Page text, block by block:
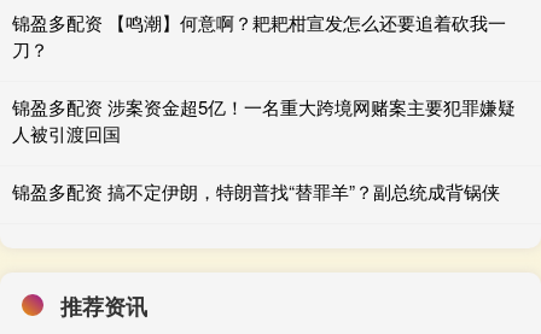
锦盈多配资 【鸣潮】何意啊？耙耙柑宣发怎么还要追着砍我一
刀？
锦盈多配资 涉案资金超5亿！一名重大跨境网赌案主要犯罪嫌疑
人被引渡回国
锦盈多配资 搞不定伊朗，特朗普找“替罪羊”？副总统成背锅侠
推荐资讯